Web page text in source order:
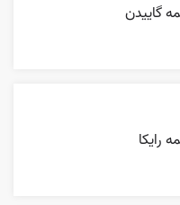
گاییدن
رایکا